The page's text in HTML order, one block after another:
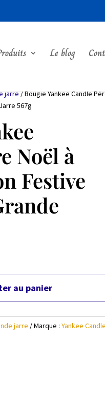
Le blog
jarre/ Bougie Yankee Candle
567g
Noël à
Festive
au panier
jarre Marque : Yankee Candle